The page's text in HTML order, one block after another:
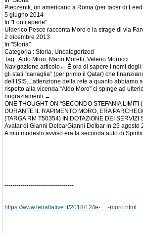
Pieczenik, un americano a Roma (per tacer di
5 giugno 2014
In "Fonti aperte"
Ulderico Pesce racconta Moro e la strage di via
2 dicembre 2013
In "Storia"
Categoria : Storia, Uncategorized
Tag : Aldo Moro, Mario Moretti, Valerio Morucci
Navigazione articolo← È ora di sapere i nomi degli
gli stati “canaglia” (per primo il Qatar) che
dell’ISIS.L’attenzione della rete a quanto abbiamo
rispetto alla vicenda “Aldo Moro” ci spinge ad
ringraziamenti →
ONE THOUGHT ON “SECONDO STEFANIA LIMITI
DURANTE IL RAPIMENTO MORO, ERA
(TARGA RM T50354) IN DOTAZIONE DEI SERVIZI
Avatar di Gianni DelbarGianni Delbar in 25 agosto
A mio modesto avviso era la seconda auto di
-----------------------------------
https://www.letrattative.it/2018/12/le- ... -moro.html